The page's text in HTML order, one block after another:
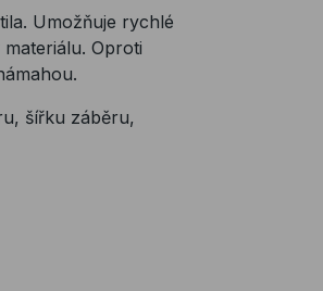
Umožňuje rychlé
Oproti
šířku záběru,